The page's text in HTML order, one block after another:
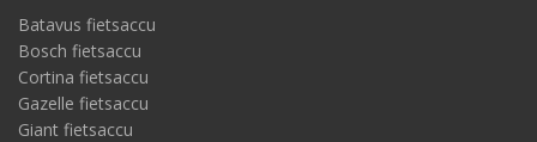
Batavus fietsaccu
Bosch fietsaccu
Cortina fietsaccu
Gazelle fietsaccu
Giant fietsaccu